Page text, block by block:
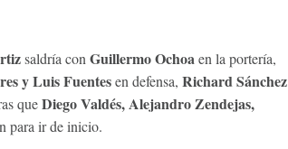
saldría conGuillermo Ochoaen la portería,
y Luis Fuentesen defensa, Richard Sánchez
queDiego Valdés, Alejandro Zendejas,
para ir de inicio.